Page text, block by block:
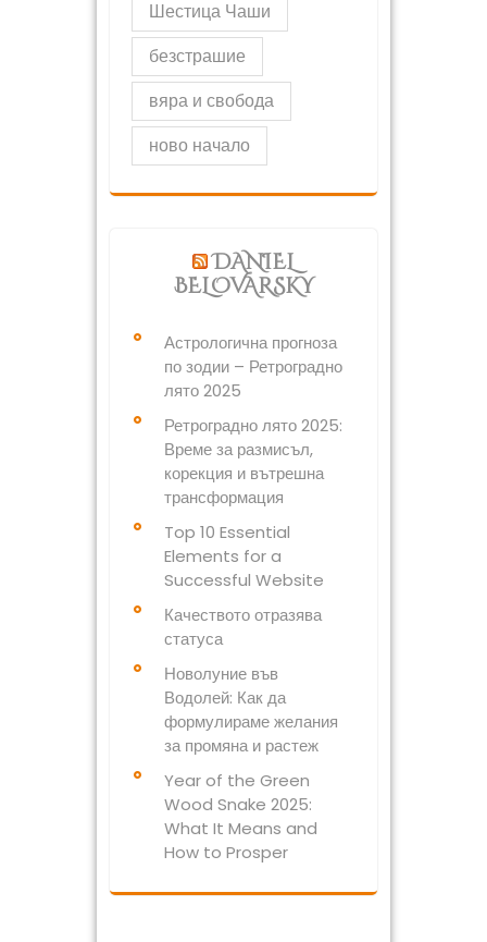
Шестица Чаши
безстрашие
вяра и свобода
ново начало
DANIEL
BELOVARSKY
Астрологична прогноза
по зодии – Ретроградно
лято 2025
Ретроградно лято 2025:
Време за размисъл,
корекция и вътрешна
трансформация
Top 10 Essential
Elements for a
Successful Website
Качеството отразява
статуса
Новолуние във
Водолей: Как да
формулираме желания
за промяна и растеж
Year of the Green
Wood Snake 2025:
What It Means and
How to Prosper